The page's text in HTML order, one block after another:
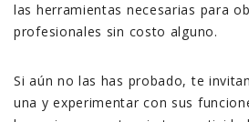
las herramientas necesarias para
profesionales sin costo alguno.
Si aún no las has probado, te
una y experimentar con sus